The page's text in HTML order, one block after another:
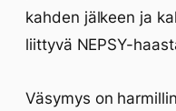
kahden jälkeen ja
liittyvä NEPSY-
Väsymys on